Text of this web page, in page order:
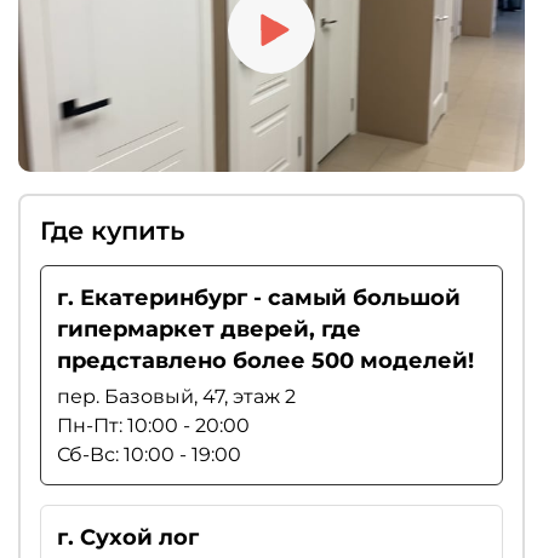
Где купить
г. Екатеринбург - самый большой
гипермаркет дверей, где
представлено более 500 моделей!
пер. Базовый, 47, этаж 2
Пн-Пт: 10:00 - 20:00
Сб-Вс: 10:00 - 19:00
г. Сухой лог